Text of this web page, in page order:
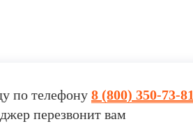
по телефону 8 (800) 350-73-81
перезвонит вам